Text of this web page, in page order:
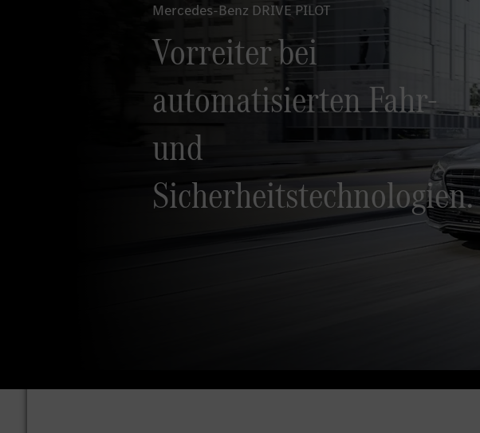
Mercedes-Benz DRIVE PILOT
Vorreiter bei
automatisierten Fahr-
und
Sicherheitstechnologien.